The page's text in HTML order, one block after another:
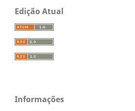
Edição Atual
Informações